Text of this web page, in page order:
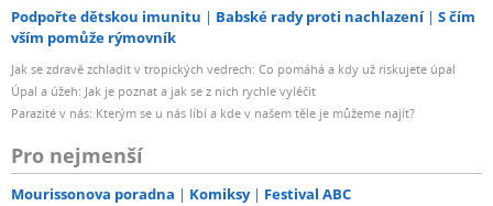
Podpořte dětskou imunitu Babské rady proti nachlazení
S čím
vším pomůže rýmovník
Jak se zdravě zchladit v tropických vedrech: Co pomáhá a kdy už riskujete úpal
Úpal a úžeh: Jak je poznat a jak se z nich rychle vyléčit
Parazité v nás: Kterým se u nás líbí a kde v našem těle je můžeme najít?
Pro nejmenší
Mourissonova poradna Komiksy Festival ABC